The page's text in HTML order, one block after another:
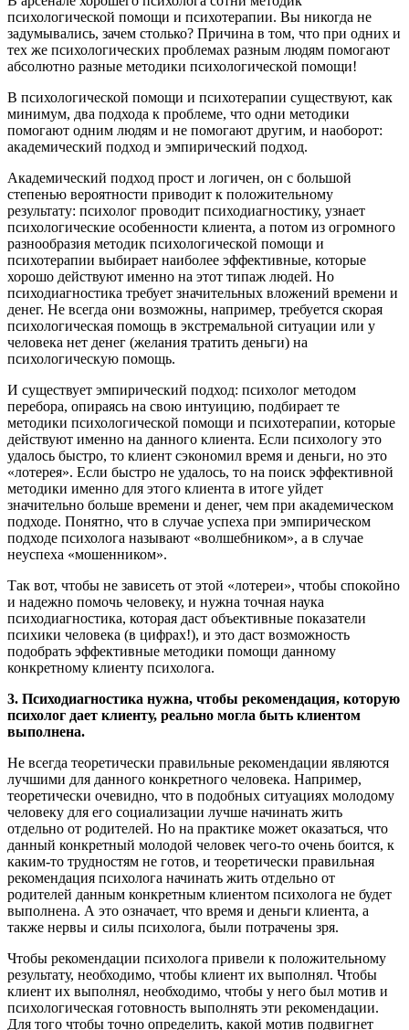
психологической помощи и психотерапии. Вы никогда не
задумывались, зачем столько? Причина в том, что при одних и
тех же психологических проблемах разным людям помогают
абсолютно разные методики психологической помощи!
В психологической помощи и психотерапии существуют, как
минимум, два подхода к проблеме, что одни методики
помогают одним людям и не помогают другим, и наоборот:
академический подход и эмпирический подход.
Академический подход прост и логичен, он с большой
степенью вероятности приводит к положительному
результату: психолог проводит психодиагностику, узнает
психологические особенности клиента, а потом из огромного
разнообразия методик психологической помощи и
психотерапии выбирает наиболее эффективные, которые
хорошо действуют именно на этот типаж людей. Но
психодиагностика требует значительных вложений времени и
денег. Не всегда они возможны, например, требуется скорая
психологическая помощь в экстремальной ситуации или у
человека нет денег (желания тратить деньги) на
психологическую помощь.
И существует эмпирический подход: психолог методом
перебора, опираясь на свою интуицию, подбирает те
методики психологической помощи и психотерапии, которые
действуют именно на данного клиента. Если психологу это
удалось быстро, то клиент сэкономил время и деньги, но это
«лотерея». Если быстро не удалось, то на поиск эффективной
методики именно для этого клиента в итоге уйдет
значительно больше времени и денег, чем при академическом
подходе. Понятно, что в случае успеха при эмпирическом
подходе психолога называют «волшебником», а в случае
неуспеха «мошенником».
Так вот, чтобы не зависеть от этой «лотереи», чтобы спокойно
и надежно помочь человеку, и нужна точная наука
психодиагностика, которая даст объективные показатели
психики человека (в цифрах!), и это даст возможность
подобрать эффективные методики помощи данному
конкретному клиенту психолога.
3. Психодиагностика нужна, чтобы рекомендация, которую
психолог дает клиенту, реально могла быть клиентом
выполнена.
Не всегда теоретически правильные рекомендации являются
лучшими для данного конкретного человека. Например,
теоретически очевидно, что в подобных ситуациях молодому
человеку для его социализации лучше начинать жить
отдельно от родителей. Но на практике может оказаться, что
данный конкретный молодой человек чего-то очень боится, к
каким-то трудностям не готов, и теоретически правильная
рекомендация психолога начинать жить отдельно от
родителей данным конкретным клиентом психолога не будет
выполнена. А это означает, что время и деньги клиента, а
также нервы и силы психолога, были потрачены зря.
Чтобы рекомендации психолога привели к положительному
результату, необходимо, чтобы клиент их выполнял. Чтобы
клиент их выполнял, необходимо, чтобы у него был мотив и
психологическая готовность выполнять эти рекомендации.
Для того чтобы точно определить, какой мотив подвигнет